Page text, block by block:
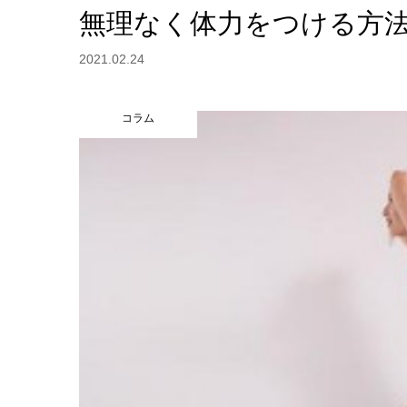
無理なく体力をつける方
2021.02.24
コラム